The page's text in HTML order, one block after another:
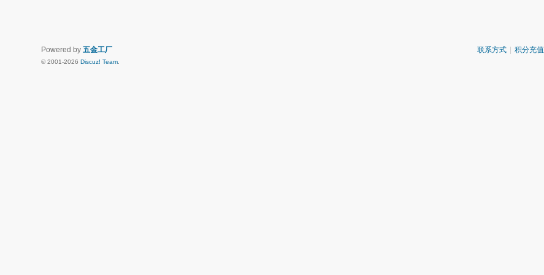
联系方式 积分充值
Powered by 五金工厂
© 2001-2026 Discuz! Team